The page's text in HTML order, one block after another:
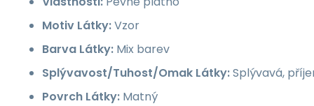
Motiv Látky:Vzor
Barva Látky: Mix barev
Splývavost/Tuhost/Omak Látky:Splývavá,
Povrch Látky: Matný